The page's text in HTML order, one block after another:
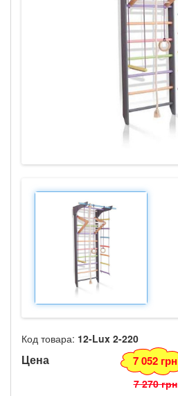
Код товара: 12-Lux 2-220
Цена 7 052 грн
7 270 грн